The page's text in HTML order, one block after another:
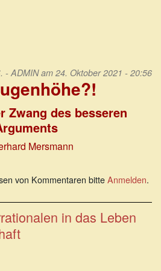
- ADMINam 24. Oktober 2021 - 20:56
Zwang des besseren
Mersmann
von Kommentaren bitteAnmelden.
in das Leben